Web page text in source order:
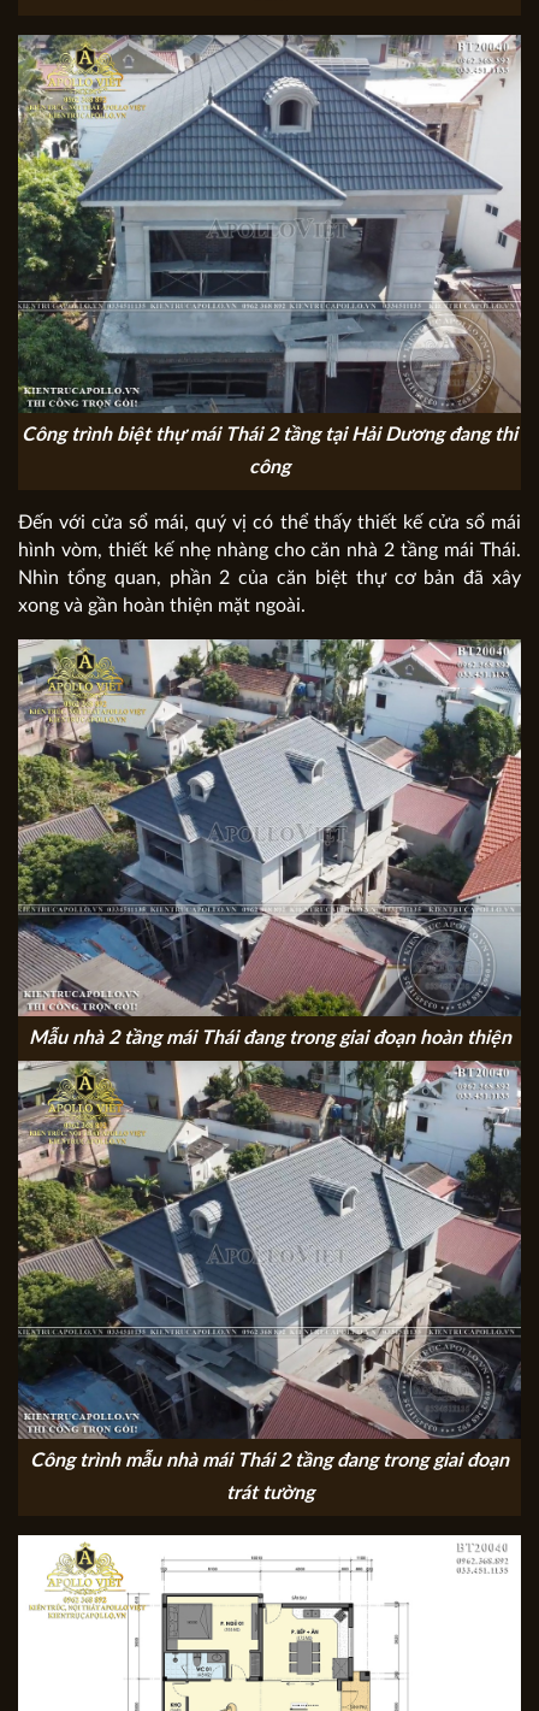
Công trình biệt thự mái Thái 2 tầng tại Hải Dương đang thi
công
Đến với cửa sổ mái, quý vị có thể thấy thiết kế cửa sổ mái
hình vòm, thiết kế nhẹ nhàng cho căn nhà 2 tầng mái Thái.
Nhìn tổng quan, phần 2 của căn biệt thự cơ bản đã xây
xong và gần hoàn thiện mặt ngoài.
Mẫu nhà 2 tầng mái Thái đang trong giai đoạn hoàn thiện
Công trình mẫu nhà mái Thái 2 tầng đang trong giai đoạn
trát tường